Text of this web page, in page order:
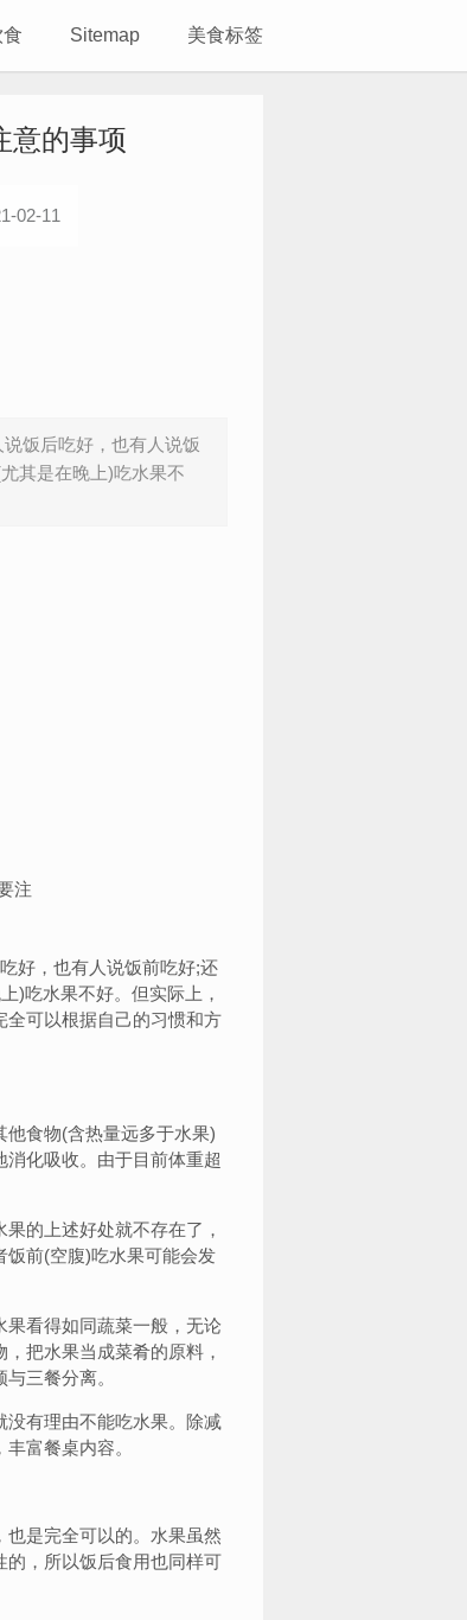
Sitemap 美食标签
意的事项
02-11
饭后吃好，也有人说饭
其是在晚上)吃水果不
好，也有人说饭前吃好;还
)吃水果不好。但实际上，
全可以根据自己的习惯和方
食物(含热量远多于水果)
化吸收。由于目前体重超
的上述好处就不存在了，
饭前(空腹)吃水果可能会发
看得如同蔬菜一般，无论
把水果当成菜肴的原料，
三餐分离。
没有理由不能吃水果。除减
富餐桌内容。
是完全可以的。水果虽然
的，所以饭后食用也同样可